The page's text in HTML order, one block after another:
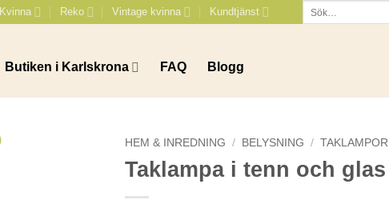
Kvinna Reko Vintage kvinna Kundtjänst
Butiken i Karlskrona FAQ Blogg
HEM & INREDNING / BELYSNING / TAKLAMPOR
Taklampa i tenn och glas